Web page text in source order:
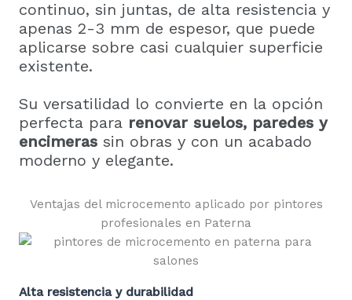
continuo, sin juntas, de alta resistencia y
apenas 2-3 mm de espesor, que puede
aplicarse sobre casi cualquier superficie
existente.
Su versatilidad lo convierte en la opción
perfecta para renovar suelos, paredes y
encimeras sin obras y con un acabado
moderno y elegante.
Ventajas del microcemento aplicado por pintores
profesionales en Paterna
Alta resistencia y durabilidad